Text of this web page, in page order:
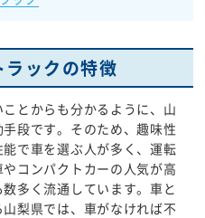
ックの特徴
とからも分かるように、山
段です。そのため、趣味性
で車を選ぶ人が多く、運転
コンパクトカーの人気が高
多く流通しています。車と
梨県では、車がなければ不